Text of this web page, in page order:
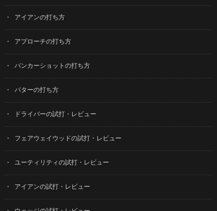
アイアンの打ち方
アプローチの打ち方
バンカーショットの打ち方
パターの打ち方
ドライバーの試打・レビュー
フェアウェイウッドの試打・レビュー
ユーティリティの試打・レビュー
アイアンの試打・レビュー